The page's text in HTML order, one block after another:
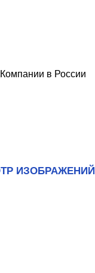
ИЗОБРАЖЕНИЙ